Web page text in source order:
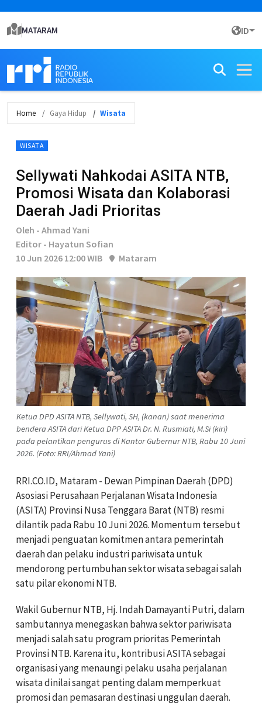
MATARAM ID
Home Gaya Hidup Wisata
WISATA
Sellywati Nahkodai ASITA NTB,
Promosi Wisata dan Kolaborasi
Daerah Jadi Prioritas
Oleh - Ahmad Yani
Editor - Hayatun Sofian
10 Jun 2026 12:00 WIB
Mataram
Ketua DPD ASITA NTB, Sellywati, SH, (kanan) saat menerima
bendera ASITA dari Ketua DPP ASITA Dr. N. Rusmiati, M.Si (kiri)
pada pelantikan pengurus di Kantor Gubernur NTB, Rabu 10 Juni
2026. (Foto: RRI/Ahmad Yani)
RRI.CO.ID, Mataram - Dewan Pimpinan Daerah (DPD)
Asosiasi Perusahaan Perjalanan Wisata Indonesia
(ASITA) Provinsi Nusa Tenggara Barat (NTB) resmi
dilantik pada Rabu 10 Juni 2026. Momentum tersebut
menjadi penguatan komitmen antara pemerintah
daerah dan pelaku industri pariwisata untuk
mendorong pertumbuhan sektor wisata sebagai salah
satu pilar ekonomi NTB.
Wakil Gubernur NTB, Hj. Indah Damayanti Putri, dalam
sambutannya menegaskan bahwa sektor pariwisata
menjadi salah satu program prioritas Pemerintah
Provinsi NTB. Karena itu, kontribusi ASITA sebagai
organisasi yang menaungi pelaku usaha perjalanan
wisata dinilai sangat penting dalam memperkuat
promosi dan pemasaran destinasi unggulan daerah.